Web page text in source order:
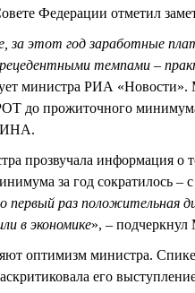
Федерации отметил
за этот год заработные
темпами –
министра РИА
до прожиточного
прозвучала информация о
за год сократилось –
первый раз положительная
в экономике», –
оптимизм министра.
его